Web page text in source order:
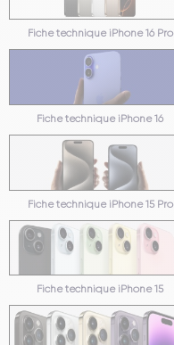
Fiche technique iPhone 16 Pro
Fiche technique iPhone 16
Fiche technique iPhone 15 Pro
Fiche technique iPhone 15